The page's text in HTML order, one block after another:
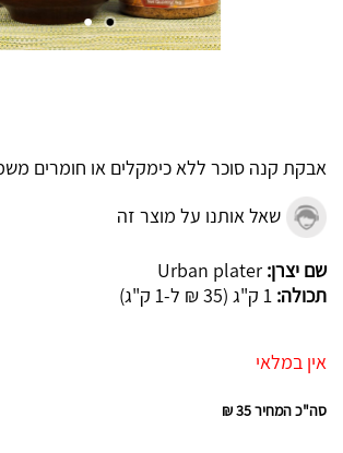
אבקת קנה סוכר ללא כימקלים או חומרים
שאל אותנו על מוצר זה
שם יצרן: Urban plater
תכולה: 1 ק"ג (35 ₪ ל-1 ק"ג)
אין במלאי
סה"כ המחיר35 ₪